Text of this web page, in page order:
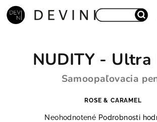
Prejsť na obsah
NUDITY - Ultra
Samoopaľovacia
ROSE & CARAMEL
Priemerné hodnotenie
Neohodnotené Podrobnosti